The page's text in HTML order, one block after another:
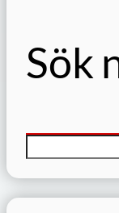
Sök